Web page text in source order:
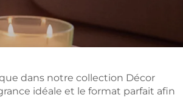
dans notre collection Décor
idéale et le format parfait afin